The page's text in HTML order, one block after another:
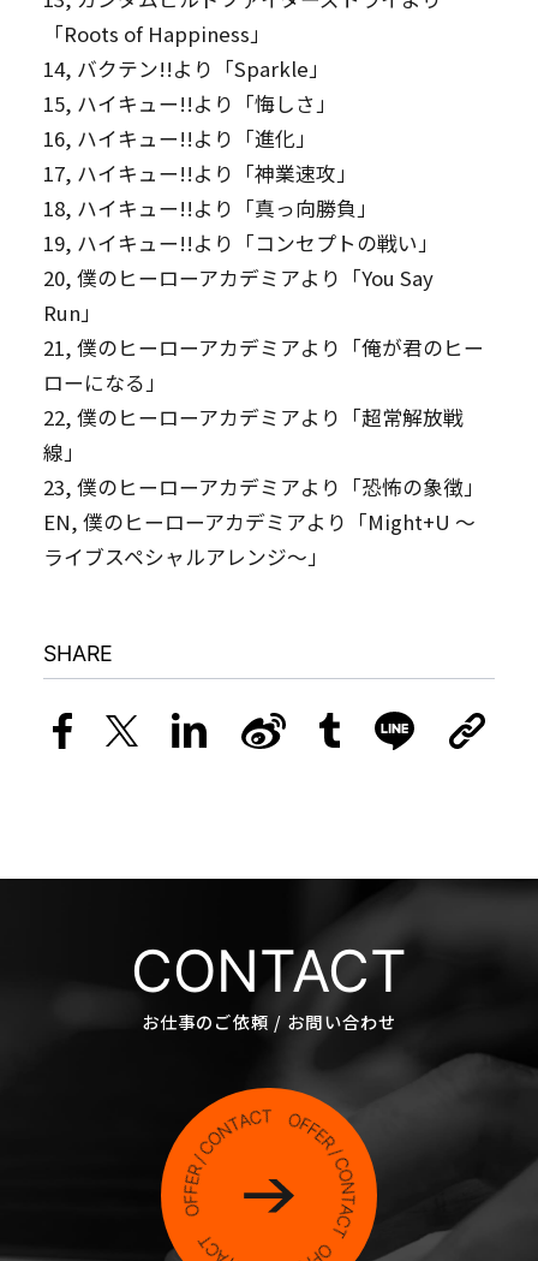
「Roots of Happiness」
14, バクテン!!より「Sparkle」
15, ハイキュー!!より「悔しさ」
16, ハイキュー!!より「進化」
17, ハイキュー!!より「神業速攻」
18, ハイキュー!!より「真っ向勝負」
19, ハイキュー!!より「コンセプトの戦い」
20, 僕のヒーローアカデミアより「You Say
Run」
21, 僕のヒーローアカデミアより「俺が君のヒー
ローになる」
22, 僕のヒーローアカデミアより「超常解放戦
線」
23, 僕のヒーローアカデミアより「恐怖の象徴」
EN, 僕のヒーローアカデミアより「Might+U 〜
ライブスペシャルアレンジ〜」
SHARE
CONTACT
お仕事のご依頼 / お問い合わせ